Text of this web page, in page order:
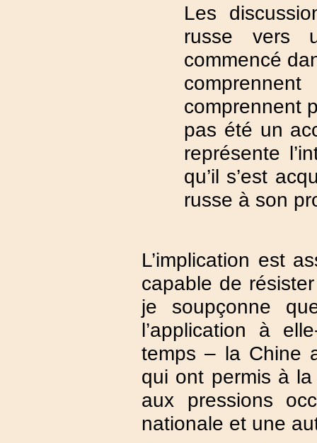
Les
russe vers
commencé
comprennent
pas été un
représente
qu’il s’est
russe à son
L’implication est
capable de
je soupçonne
l’application à
temps – la Chine
qui ont permis à
aux pressions
nationale et une